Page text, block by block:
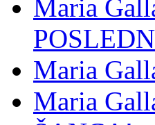
Maria
Maria
Maria